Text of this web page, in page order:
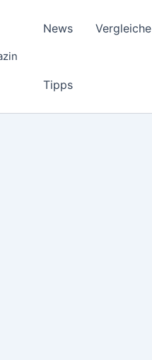
News Vergleiche
Tipps